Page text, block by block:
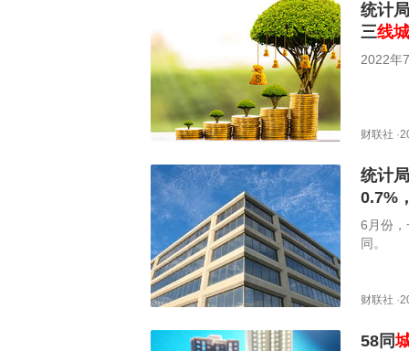
统计
三线
2022年
财联社 ·
统计
0.7%
6月份
同。
财联社 ·
58同